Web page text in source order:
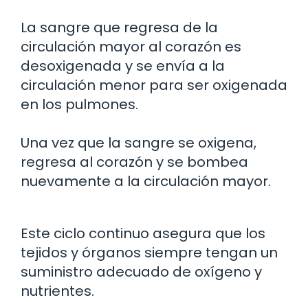
La sangre que regresa de la
circulación mayor al corazón es
desoxigenada y se envía a la
circulación menor para ser oxigenada
en los pulmones.
Una vez que la sangre se oxigena,
regresa al corazón y se bombea
nuevamente a la circulación mayor.
Este ciclo continuo asegura que los
tejidos y órganos siempre tengan un
suministro adecuado de oxígeno y
nutrientes.